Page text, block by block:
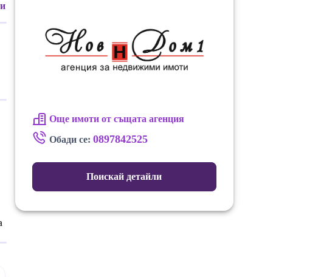
Още имоти от същата агенция
Обади се: 0897842525
Поискай детайли